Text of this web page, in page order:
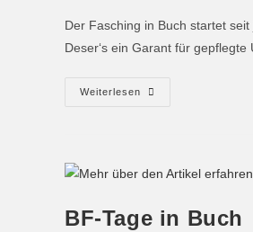
Der Fasching in Buch startet
Deser‘s ein Garant für
Weiterlesen
BF-Tage in Buch